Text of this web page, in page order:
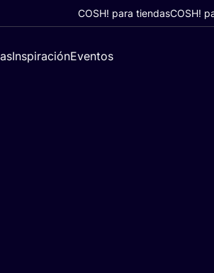
COSH! para tiendasCOSH!
InspiraciónEventos